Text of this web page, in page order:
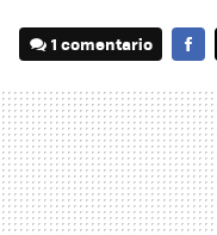
1 comentario